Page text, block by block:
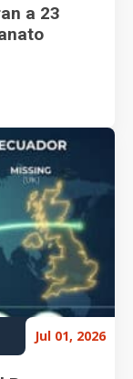
a 23
Jul 01, 2026